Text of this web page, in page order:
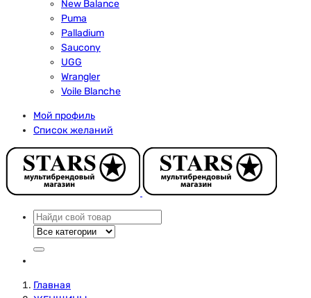
New Balance
Puma
Palladium
Saucony
UGG
Wrangler
Voile Blanche
Мой профиль
Список желаний
Главная